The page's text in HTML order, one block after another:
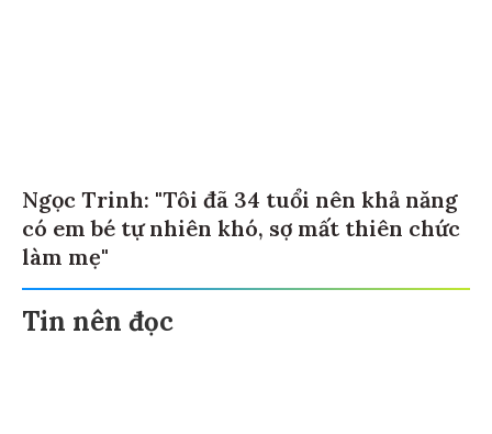
Ngọc Trinh: "Tôi đã 34 tuổi nên khả năng
có em bé tự nhiên khó, sợ mất thiên chức
làm mẹ"
Tin nên đọc